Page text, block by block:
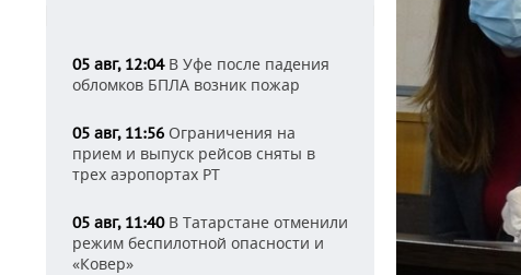
05 авг, 12:04В Уфе после падения
обломков БПЛА возник пожар
05 авг, 11:56 Ограничения на
прием и выпуск рейсов сняты в
трех аэропортах РТ
05 авг, 11:40В Татарстане отменили
режим беспилотной опасности и
«Ковер»